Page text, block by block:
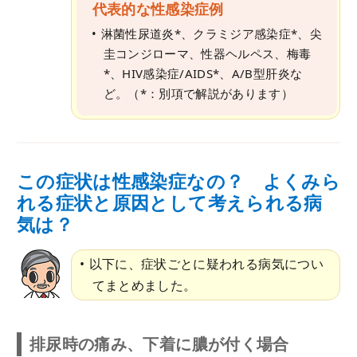
代表的な性感染症例
淋菌性尿道炎*、クラミジア感染症*、尖
圭コンジローマ、性器ヘルペス、梅毒
*、HIV感染症/AIDS*、A/B型肝炎な
ど。（*：別項で解説があります）
この症状は性感染症なの？ よくみら
れる症状と原因として考えられる病
気は？
以下に、症状ごとに疑われる病気につい
てまとめました。
排尿時の痛み、下着に膿が付く場合